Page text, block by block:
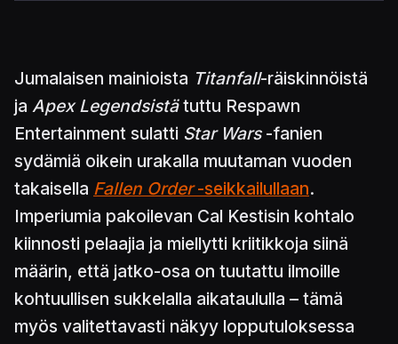
Jumalaisen mainioista Titanfall-räiskinnöistä
ja Apex Legendsistätuttu Respawn
Entertainment sulatti Star Wars-fanien
sydämiä oikein urakalla muutaman vuoden
takaisella Fallen Order-seikkailullaan.
Imperiumia pakoilevan Cal Kestisin kohtalo
kiinnosti pelaajia ja miellytti kriitikkoja siinä
määrin, että jatko-osa on tuutattu ilmoille
kohtuullisen sukkelalla aikataululla – tämä
myös valitettavasti näkyy lopputuloksessa